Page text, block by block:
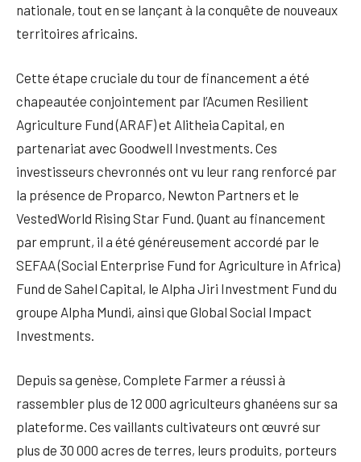
nationale, tout en se lançant à la conquête de nouveaux
territoires africains.
Cette étape cruciale du tour de financement a été
chapeautée conjointement par l’Acumen Resilient
Agriculture Fund (ARAF) et Alitheia Capital, en
partenariat avec Goodwell Investments. Ces
investisseurs chevronnés ont vu leur rang renforcé par
la présence de Proparco, Newton Partners et le
VestedWorld Rising Star Fund. Quant au financement
par emprunt, il a été généreusement accordé par le
SEFAA (Social Enterprise Fund for Agriculture in Africa)
Fund de Sahel Capital, le Alpha Jiri Investment Fund du
groupe Alpha Mundi, ainsi que Global Social Impact
Investments.
Depuis sa genèse, Complete Farmer a réussi à
rassembler plus de 12 000 agriculteurs ghanéens sur sa
plateforme. Ces vaillants cultivateurs ont œuvré sur
plus de 30 000 acres de terres, leurs produits, porteurs